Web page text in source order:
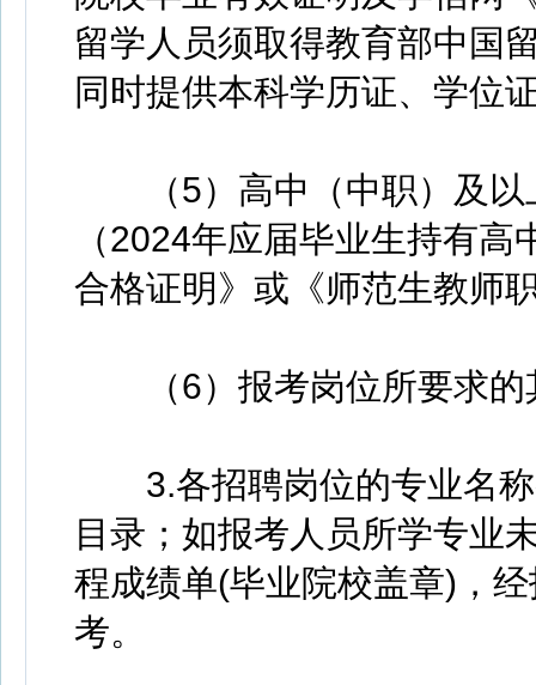
留学人员须取得教育部中国
同时提供本科学历证、学位
（5）高中（中职）及以
（2024年应届毕业生持有
合格证明》或《师范生教师
（6）报考岗位所要求的
3.各招聘岗位的专业名称
目录；如报考人员所学专业
程成绩单(毕业院校盖章)，
考。